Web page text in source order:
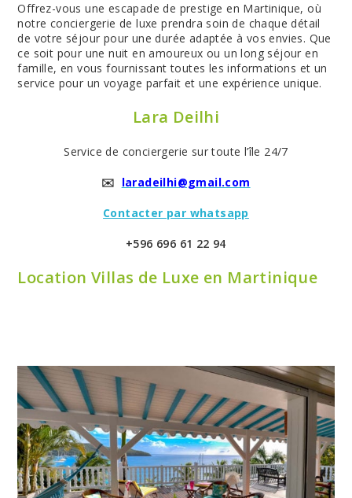
Offrez-vous une escapade de prestige en Martinique, où
notre conciergerie de luxe prendra soin de chaque détail
de votre séjour pour une durée adaptée à vos envies. Que
ce soit pour une nuit en amoureux ou un long séjour en
famille, en vous fournissant toutes les informations et un
service pour un voyage parfait et une expérience unique.
Lara Deilhi
Service de conciergerie sur toute l’île 24/7
✉️ laradeilhi@gmail.com
Contacter par whatsapp
+596 696 61 22 94
Location Villas de Luxe en Martinique